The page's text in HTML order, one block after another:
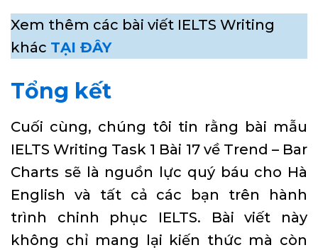
Xem thêm các bài viết IELTS Writing
khác TẠI ĐÂY
Tổng kết
Cuối cùng, chúng tôi tin rằng bài mẫu
IELTS Writing Task 1 Bài 17 về Trend – Bar
Charts sẽ là nguồn lực quý báu cho Hà
English và tất cả các bạn trên hành
trình chinh phục IELTS. Bài viết này
không chỉ mang lại kiến thức mà còn